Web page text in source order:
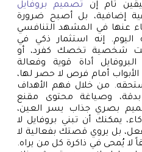
تام إن تصميم بروفايل
إضافية، بل أصبح ضرورة
عنها في المشهد التنافسي
إنه استثمار ذكي في
شخصية تخصك كفرد، أو
أداة قوية وفعالة
الأبواب أمام فرص لا حصر لها،
من خلال فهم الأهداف
بدقة، وصياغة محتوى مقنع
بصري جذاب يسر العين،
يمكنك أن تبني بروفايل لا
بل يروي قصتك بفعالية لا
لا يُمحى في ذاكرة كل من يراه.